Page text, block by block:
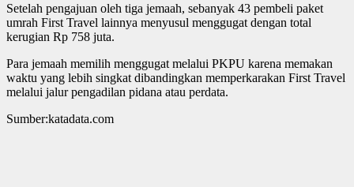
Setelah pengajuan oleh tiga jemaah, sebanyak 43 pembeli paket
umrah First Travel lainnya menyusul menggugat dengan total
kerugian Rp 758 juta.
Para jemaah memilih menggugat melalui PKPU karena memakan
waktu yang lebih singkat dibandingkan memperkarakan First Travel
melalui jalur pengadilan pidana atau perdata.
Sumber:katadata.com